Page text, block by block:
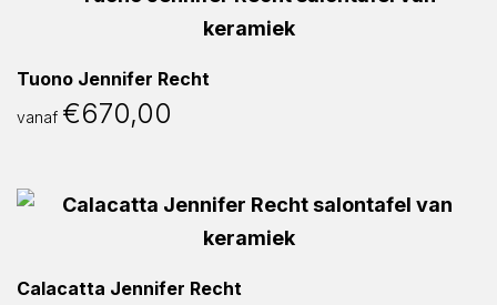
Tuono Jennifer Recht
vanaf €670,00
Calacatta Jennifer Recht